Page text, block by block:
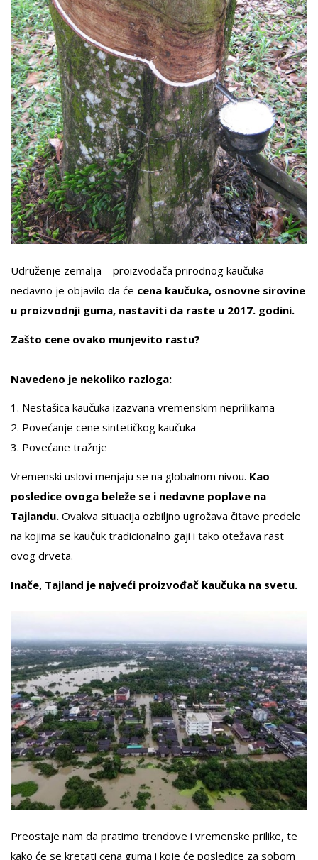
Udruženje zemalja – proizvođača prirodnog kaučuka
nedavno je objavilo da će cena kaučuka, osnovne sirovine
u proizvodnji guma, nastaviti da raste u 2017. godini.
Zašto cene ovako munjevito rastu?
Navedeno je nekoliko razloga:
1. Nestašica kaučuka izazvana vremenskim neprilikama
2. Povećanje cene sintetičkog kaučuka
3. Povećane tražnje
Vremenski uslovi menjaju se na globalnom nivou. Kao
posledice ovoga beleže se i nedavne poplave na
Tajlandu. Ovakva situacija ozbiljno ugrožava čitave predele
na kojima se kaučuk tradicionalno gaji i tako otežava rast
ovog drveta.
Inače, Tajland je najveći proizvođač kaučuka na svetu.
Preostaje nam da pratimo trendove i vremenske prilike, te
kako će se kretati cena guma i koje će posledice za sobom